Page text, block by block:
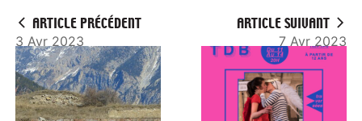
ARTICLE PRÉCÉDENT
3 Avr 2023
ARTICLE SUIVANT
7 Avr 2023